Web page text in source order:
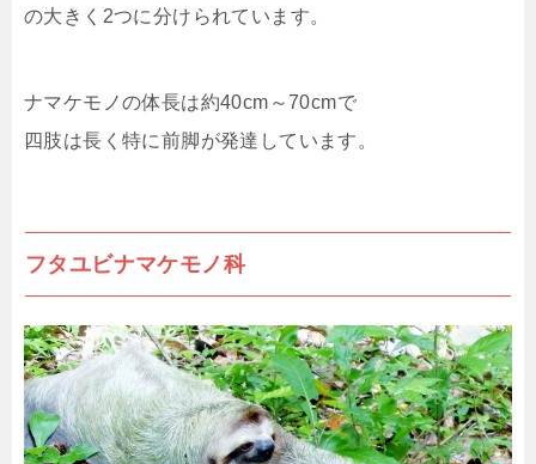
の大きく2つに分けられています。
ナマケモノの体長は約40cm～70cmで
四肢は長く特に前脚が発達しています。
フタユビナマケモノ科